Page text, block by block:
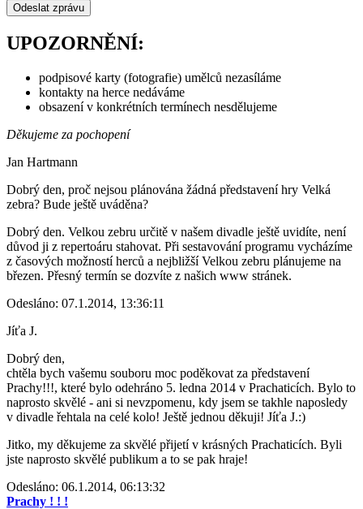
Odeslat zprávu
UPOZORNĚNÍ:
podpisové karty (fotografie) umělců nezasíláme
kontakty na herce nedáváme
obsazení v konkrétních termínech nesdělujeme
Děkujeme za pochopení
Jan Hartmann
Dobrý den, proč nejsou plánována žádná představení hry Velká
zebra? Bude ještě uváděna?
Dobrý den. Velkou zebru určitě v našem divadle ještě uvidíte, není
důvod ji z repertoáru stahovat. Při sestavování programu vycházíme
z časových možností herců a nejbližší Velkou zebru plánujeme na
březen. Přesný termín se dozvíte z našich www stránek.
Odesláno: 07.1.2014, 13:36:11
Jíťa J.
Dobrý den,
chtěla bych vašemu souboru moc poděkovat za představení
Prachy!!!, které bylo odehráno 5. ledna 2014 v Prachaticích. Bylo to
naprosto skvělé - ani si nevzpomenu, kdy jsem se takhle naposledy
v divadle řehtala na celé kolo! Ještě jednou děkuji! Jíťa J.:)
Jitko, my děkujeme za skvělé přijetí v krásných Prachaticích. Byli
jste naprosto skvělé publikum a to se pak hraje!
Odesláno: 06.1.2014, 06:13:32
Prachy ! ! !